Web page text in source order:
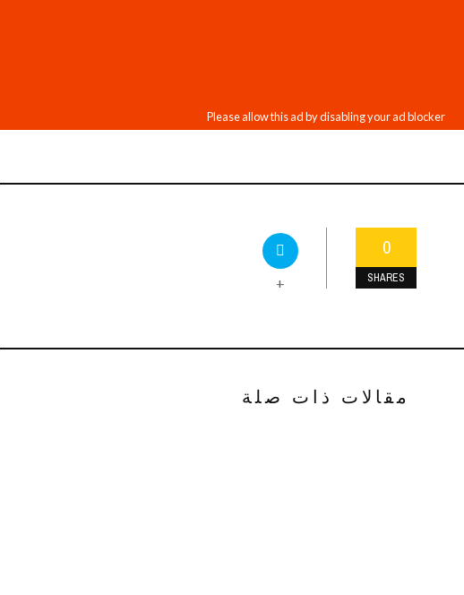
0
SHARES
+
مقالات ذات صلة